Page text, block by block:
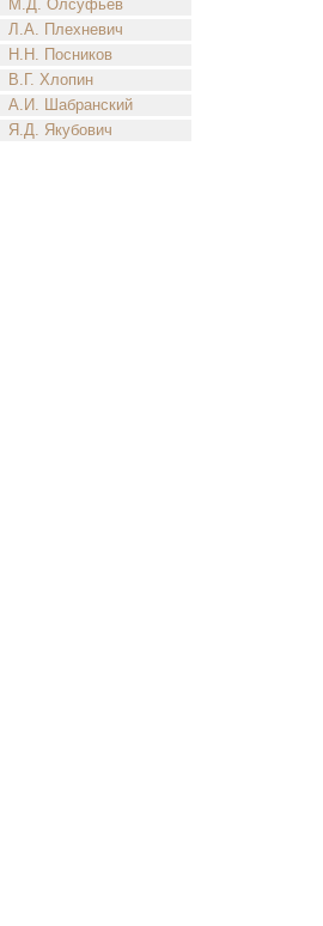
М.Д. Олсуфьев
Л.А. Плехневич
Н.Н. Посников
В.Г. Хлопин
А.И. Шабранский
Я.Д. Якубович